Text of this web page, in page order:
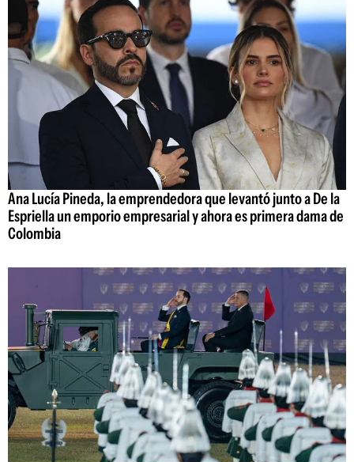
Ana Lucía Pineda, la emprendedora que levantó junto a De la
Espriella un emporio empresarial y ahora es primera dama de
Colombia